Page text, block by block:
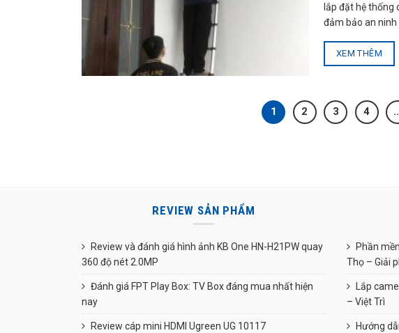
lắp đặt hệ thống
đảm bảo an ninh
XEM THÊM
1 2 3 4
REVIEW SẢN PHẨM
Review và đánh giá hình ảnh KB One HN-H21PW quay
360 độ nét 2.0MP
Đánh giá FPT Play Box: TV Box đáng mua nhất hiện
nay
Review cáp mini HDMI Ugreen UG 10117
Phần
Thọ – Giải
Lắp
– Việt Trì
Hướng